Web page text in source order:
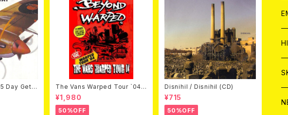
Day Geta
The Vans Warped Tour `04
Beyond Warped (国内盤DVD)
¥1,980
50%OFF
Disnihil / Disnihil (CD)
¥715
50%OFF